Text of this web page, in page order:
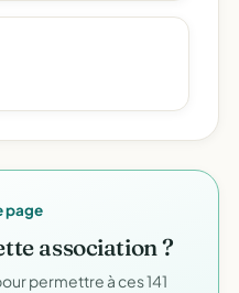
page
association ?
permettre à ces 141